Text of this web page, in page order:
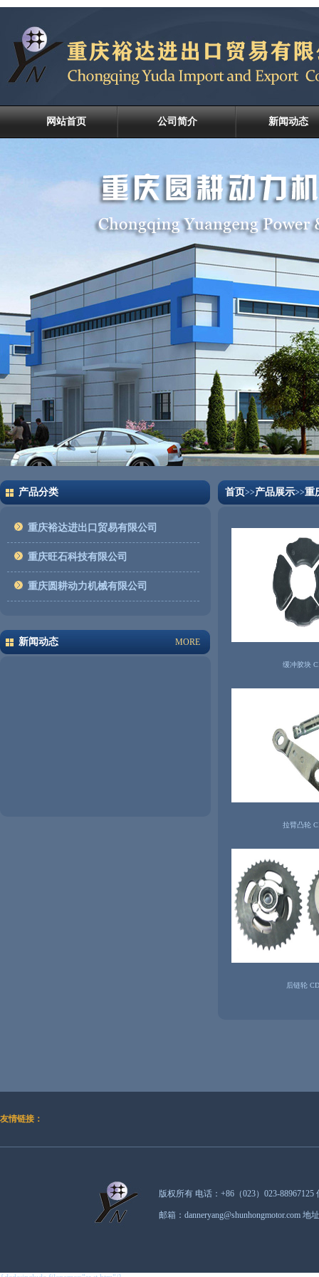
网站首页 公司简介 新闻动态
产品分类
重庆裕达进出口贸易有限公司
重庆旺石科技有限公司
重庆圆耕动力机械有限公司
新闻动态 MORE
首页>>产品展示>>重
缓冲胶块
拉臂凸轮
后链轮
友情链接：
版权所有 电话：+86（023）023-
邮箱：danneryang@shunhongmotor.com